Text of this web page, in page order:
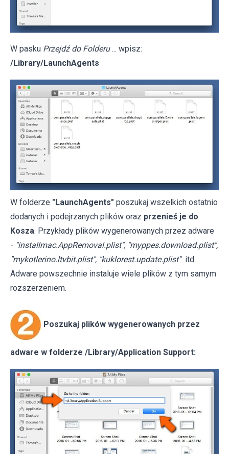
W pasku Przejdź do Folderu ... wpisz:
/Library/LaunchAgents
W folderze "LaunchAgents" poszukaj wszelkich ostatnio
dodanych i podejrzanych plików oraz przenieś je do
Kosza. Przykłady plików wygenerowanych przez adware
- "installmac.AppRemoval.plist", "myppes.download.plist",
"mykotlerino.ltvbit.plist", "kuklorest.update.plist" itd.
Adware powszechnie instaluje wiele plików z tym samym
rozszerzeniem.
Poszukaj plików wygenerowanych przez
adware w folderze /Library/Application Support: